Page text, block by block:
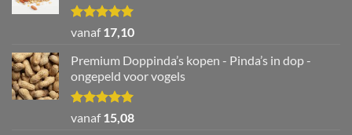
Waardering
uit 5
vanaf17,10
Premium Doppinda’s kopen - Pinda’s in dop -
ongepeld voor vogels
Waardering
uit 5
vanaf15,08